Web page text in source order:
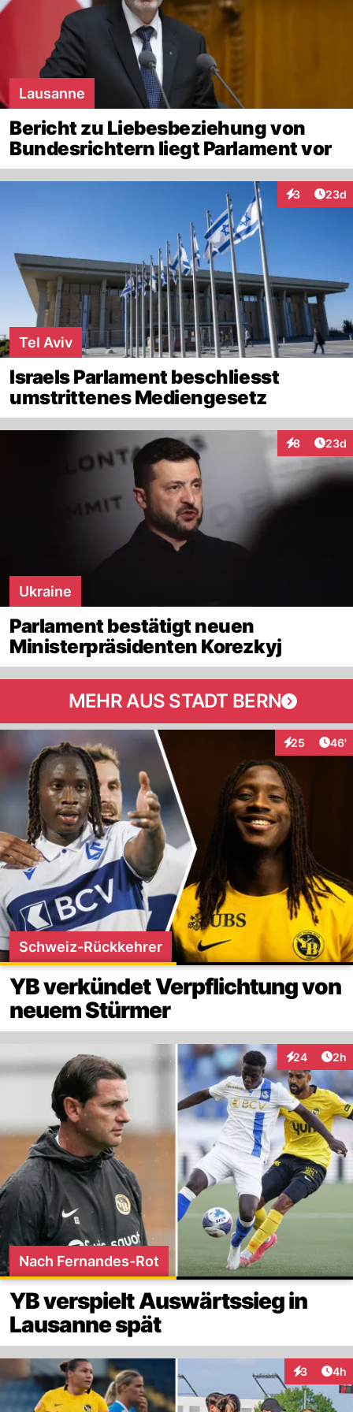
Lausanne
Bericht zu Liebesbeziehung von
Bundesrichtern liegt Parlament vor
3
Interaktionen
23d
Tel Aviv
Israels Parlament beschliesst
umstrittenes Mediengesetz
8
Interaktionen
23d
Ukraine
Parlament bestätigt neuen
Ministerpräsidenten Korezkyj
MEHR AUS STADT BERN
25
Interaktionen
46'
Schweiz-Rückkehrer
YB verkündet Verpflichtung von
neuem Stürmer
24
Interaktionen
2h
Nach Fernandes-Rot
YB verspielt Auswärtssieg in
Lausanne spät
3 4h